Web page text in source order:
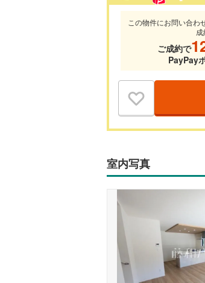
この物件にお問い合わ
ご成約で
PayPay
室内写真